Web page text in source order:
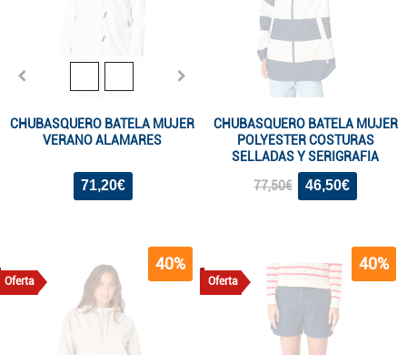
CHUBASQUERO BATELA MUJER
VERANO ALAMARES
71,20€
CHUBASQUERO BATELA MUJER
POLYESTER COSTURAS
SELLADAS Y SERIGRAFIA
77,50€ 46,50€
Oferta
40%
Oferta
40%